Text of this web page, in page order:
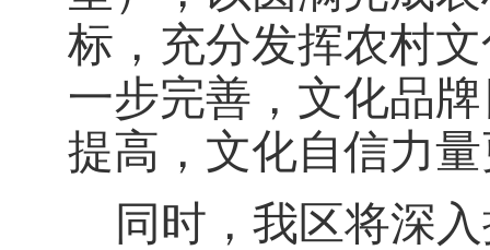
标，充分发挥农村
一步完善，文化品
提高，文化自信力
同时，我区将深